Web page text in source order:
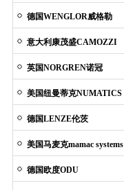
德国WENGLOR威格勒
意大利康茂盛CAMOZZI
英国NORGREN诺冠
美国纽曼蒂克NUMATICS
德国LENZE伦茨
美国马麦克mamac systems
德国欧度ODU